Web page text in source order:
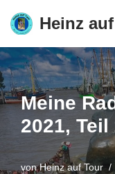
Zum
Inhalt
springen
Heinz
Meine
2021, Teil
vonHeinz auf Tour